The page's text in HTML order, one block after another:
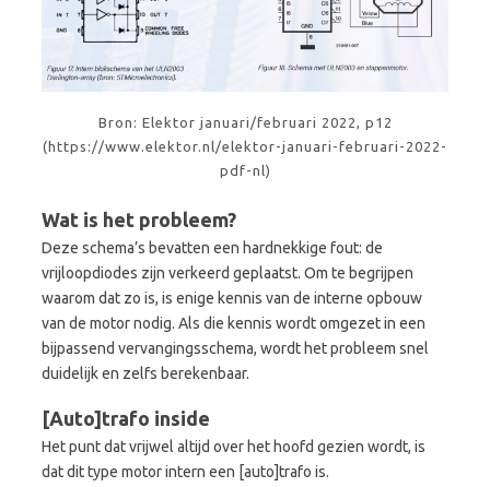
Bron: Elektor januari/februari 2022, p12
(https://www.elektor.nl/elektor-januari-februari-2022-
pdf-nl)
Wat is het probleem?
Deze schema’s bevatten een hardnekkige fout: de
vrijloopdiodes zijn verkeerd geplaatst. Om te begrijpen
waarom dat zo is, is enige kennis van de interne opbouw
van de motor nodig. Als die kennis wordt omgezet in een
bijpassend vervangingsschema, wordt het probleem snel
duidelijk en zelfs berekenbaar.
[Auto]trafo inside
Het punt dat vrijwel altijd over het hoofd gezien wordt, is
dat dit type motor intern een [auto]trafo is.